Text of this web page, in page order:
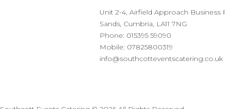
Unit 2-4, Airfield Approach
Sands, Cumbria, LA11 7NG
Phone: 015395 59090
Mobile: 07825800319
info@southcotteventscatering.co.uk